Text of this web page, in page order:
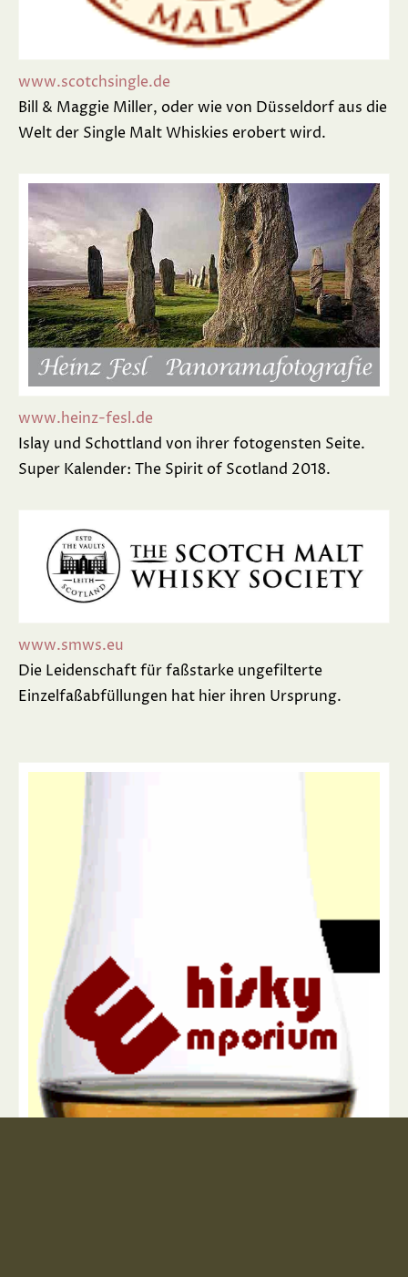
www.scotchsingle.de
Bill & Maggie Miller, oder wie von Düsseldorf aus die
Welt der Single Malt Whiskies erobert wird.
www.heinz-fesl.de
Islay und Schottland von ihrer fotogensten Seite.
Super Kalender: The Spirit of Scotland 2018.
www.smws.eu
Die Leidenschaft für faßstarke ungefilterte
Einzelfaßabfüllungen hat hier ihren Ursprung.